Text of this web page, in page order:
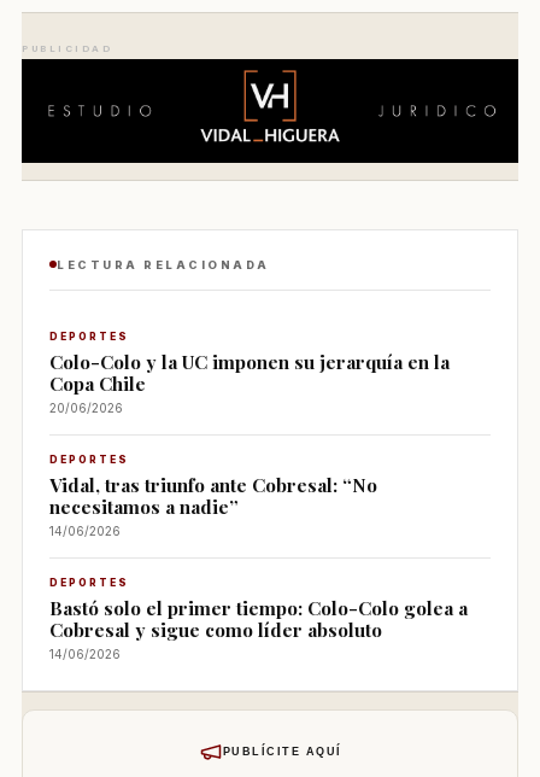
PUBLICIDAD
LECTURA RELACIONADA
DEPORTES
Colo-Colo y la UC imponen su jerarquía en la
Copa Chile
20/06/2026
DEPORTES
Vidal, tras triunfo ante Cobresal: “No
necesitamos a nadie”
14/06/2026
DEPORTES
Bastó solo el primer tiempo: Colo-Colo golea a
Cobresal y sigue como líder absoluto
14/06/2026
PUBLÍCITE AQUÍ